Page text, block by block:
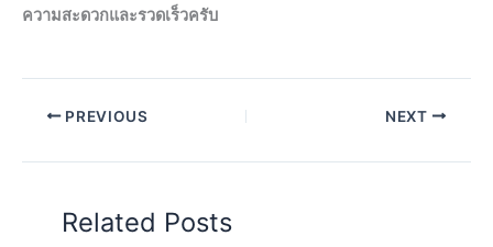
ความสะดวกและรวดเร็วครับ
PREVIOUS NEXT
Related Posts